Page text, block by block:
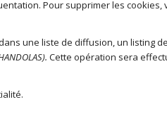
Pour supprimer les
une liste de diffusion, un listing
. Cette opération sera